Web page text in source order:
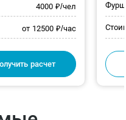
4000 ₽/чел
от 12500 ₽/час
расчет